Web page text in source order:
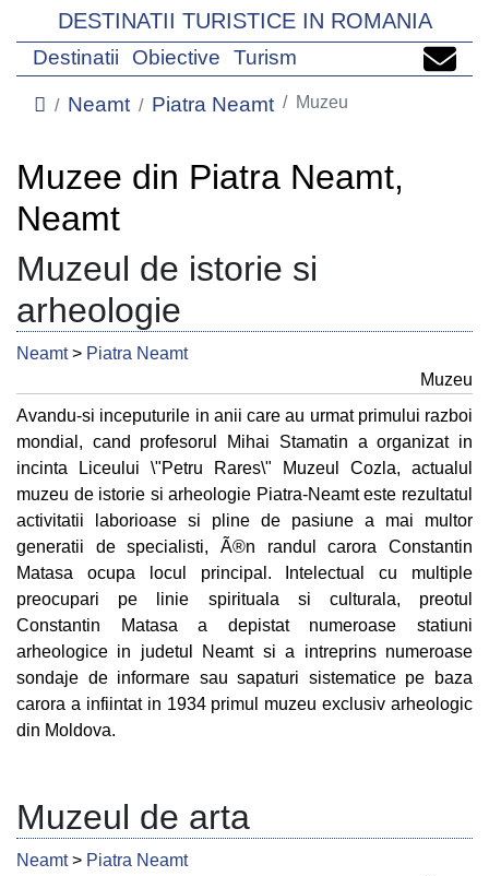
DESTINATII TURISTICE IN ROMANIA
Destinatii Obiective Turism
Neamt Piatra Neamt Muzeu
Muzee din Piatra Neamt,
Neamt
Muzeul de istorie si
arheologie
Neamt> Piatra Neamt
Muzeu
Avandu-si inceputurile in anii care au urmat primului razboi
mondial, cand profesorul Mihai Stamatin a organizat in
incinta Liceului \"Petru Rares\" Muzeul Cozla, actualul
muzeu de istorie si arheologie Piatra-Neamt este rezultatul
activitatii laborioase si pline de pasiune a mai multor
generatii de specialisti, Ã®n randul carora Constantin
Matasa ocupa locul principal. Intelectual cu multiple
preocupari pe linie spirituala si culturala, preotul
Constantin Matasa a depistat numeroase statiuni
arheologice in judetul Neamt si a intreprins numeroase
sondaje de informare sau sapaturi sistematice pe baza
carora a infiintat in 1934 primul muzeu exclusiv arheologic
din Moldova.
Muzeul de arta
Neamt> Piatra Neamt